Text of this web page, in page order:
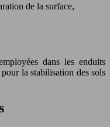
de la surface,
dans les enduits
la stabilisation des sols